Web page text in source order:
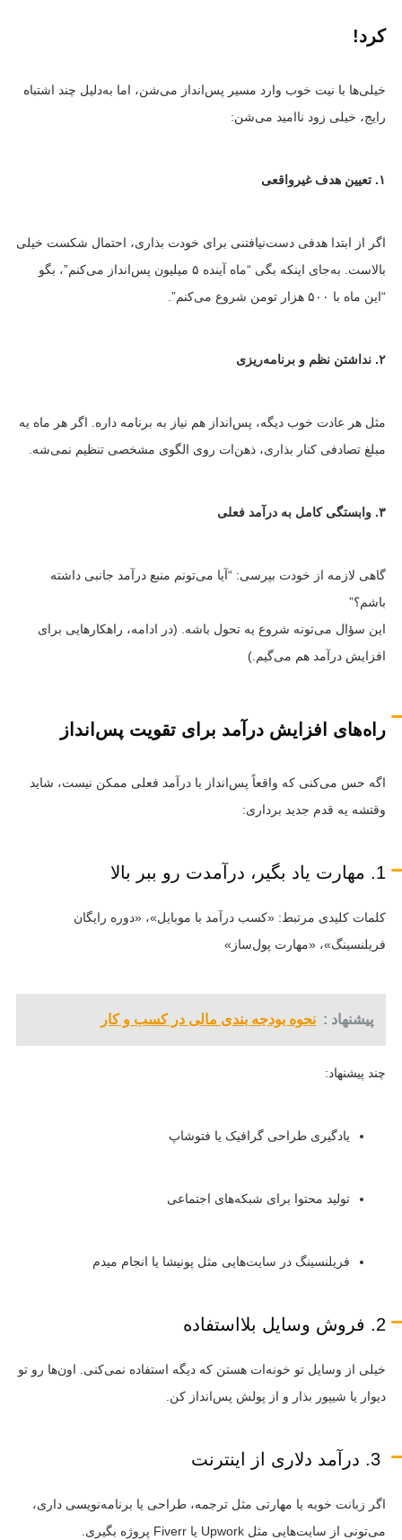
کرد!
خیلی‌ها با نیت خوب وارد مسیر پس‌انداز می‌شن، اما به‌دلیل چند اشتباه
رایج، خیلی زود ناامید می‌شن:
۱. تعیین هدف غیرواقعی
اگر از ابتدا هدفی دست‌نیافتنی برای خودت بذاری، احتمال شکست خیلی
بالاست. به‌جای اینکه بگی “ماه آینده ۵ میلیون پس‌انداز می‌کنم”، بگو
“این ماه با ۵۰۰ هزار تومن شروع می‌کنم”.
۲. نداشتن نظم و برنامه‌ریزی
مثل هر عادت خوب دیگه، پس‌انداز هم نیاز به برنامه داره. اگر هر ماه یه
مبلغ تصادفی کنار بذاری، ذهن‌ات روی الگوی مشخصی تنظیم نمی‌شه.
۳. وابستگی کامل به درآمد فعلی
گاهی لازمه از خودت بپرسی: “آیا می‌تونم منبع درآمد جانبی داشته
باشم؟”
این سؤال می‌تونه شروع یه تحول باشه. (در ادامه، راهکارهایی برای
افزایش درآمد هم می‌گیم.)
راه‌های افزایش درآمد برای تقویت پس‌انداز
اگه حس می‌کنی که واقعاً پس‌انداز با درآمد فعلی ممکن نیست، شاید
وقتشه یه قدم جدید برداری:
1. مهارت یاد بگیر، درآمدت رو ببر بالا
کلمات کلیدی مرتبط: «کسب درآمد با موبایل»، «دوره رایگان
فریلنسینگ»، «مهارت پول‌ساز»
پیشنهاد : نحوه بودجه بندی مالی در کسب و کار
چند پیشنهاد:
یادگیری طراحی گرافیک یا فتوشاپ
تولید محتوا برای شبکه‌های اجتماعی
فریلنسینگ در سایت‌هایی مثل پونیشا یا انجام میدم
2. فروش وسایل بلااستفاده
خیلی از وسایل تو خونه‌ات هستن که دیگه استفاده نمی‌کنی. اون‌ها رو تو
دیوار یا شیپور بذار و از پولش پس‌انداز کن.
اگر زبانت خوبه یا مهارتی مثل ترجمه، طراحی یا برنامه‌نویسی داری،
می‌تونی از سایت‌هایی مثل Upwork یا Fiverr پروژه بگیری.